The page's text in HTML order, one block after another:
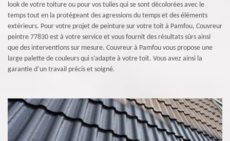
look de votre toiture ou pour vos tuiles qui se sont décolorées avec le
temps tout en la protégeant des agressions du temps et des éléments
extérieurs. Pour votre projet de peinture sur votre toit à Pamfou, Couvreur
peintre 77830 est à votre service et vous fournit des résultats sûrs ainsi
que des interventions sur mesure. Couvreur à Pamfou vous propose une
large palette de couleurs qui s’adapte à votre toit. Vous avez ainsi la
garantie d’un travail précis et soigné.